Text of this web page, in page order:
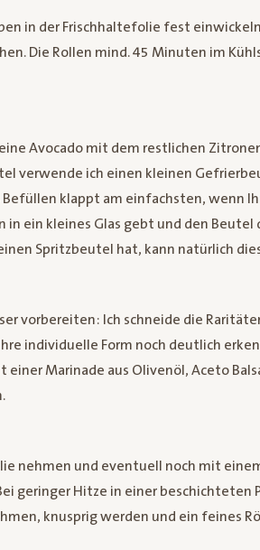
in der Frischhaltefolie fest
Die Rollen mind. 45 Minuten im
Avocado mit dem restlichen
verwende ich einen kleinen
Befüllen klappt am einfachsten, wenn
in ein kleines Glas gebt und den Beutel
Spritzbeutel hat, kann natürlich
vorbereiten: Ich schneide die
individuelle Form noch deutlich
Marinade aus Olivenöl, Aceto
nehmen und eventuell noch mit
geringer Hitze in einer beschichteten
knusprig werden und ein feines